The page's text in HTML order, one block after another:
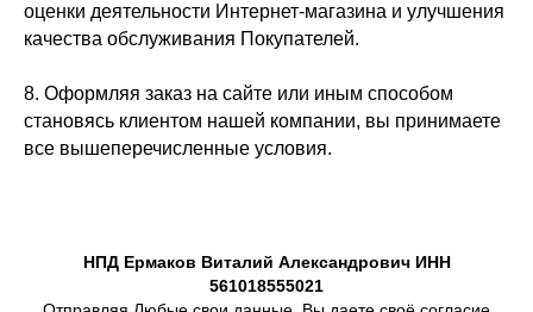
оценки деятельности Интернет-магазина и улучшения
качества обслуживания Покупателей.
8. Оформляя заказ на сайте или иным способом
становясь клиентом нашей компании, вы принимаете
все вышеперечисленные условия.
НПД Ермаков Виталий Александрович ИНН
561018555021